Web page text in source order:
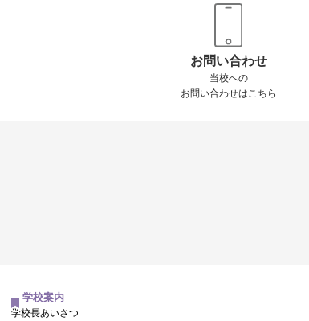
お問い合わせ
当校への
お問い合わせはこちら
学校案内
学校長あいさつ